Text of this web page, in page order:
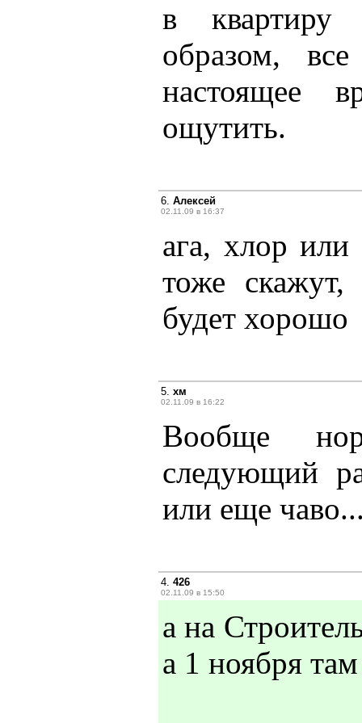
в квартиру
образом,
настоящее
ощутить.
6. Алексей
02.11.09 в 16:37
ага, хлор
тоже
будет хорошо
5. хм
02.11.09 в 16:22
Вообще
следующий
или еще
4. 426
02.11.09 в 15:50
а на
а 1 ноября